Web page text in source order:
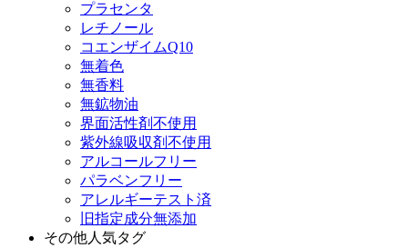
プラセンタ
レチノール
コエンザイムQ10
無着色
無香料
無鉱物油
界面活性剤不使用
紫外線吸収剤不使用
アルコールフリー
パラベンフリー
アレルギーテスト済
旧指定成分無添加
その他人気タグ